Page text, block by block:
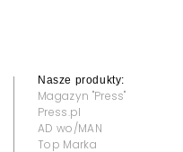
Nasze produkty:
Magazyn "Press"
Press.pl
AD wo/MAN
Top Marka